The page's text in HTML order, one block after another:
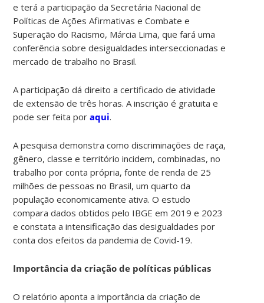
e terá a participação da Secretária Nacional de
Políticas de Ações Afirmativas e Combate e
Superação do Racismo, Márcia Lima, que fará uma
conferência sobre desigualdades interseccionadas e
mercado de trabalho no Brasil.
A participação dá direito a certificado de atividade
de extensão de três horas. A inscrição é gratuita e
pode ser feita poraqui.
A pesquisa demonstra como discriminações de raça,
gênero, classe e território incidem, combinadas, no
trabalho por conta própria, fonte de renda de 25
milhões de pessoas no Brasil, um quarto da
população economicamente ativa. O estudo
compara dados obtidos pelo IBGE em 2019 e 2023
e constata a intensificação das desigualdades por
conta dos efeitos da pandemia de Covid-19.
Importância da criação de políticas públicas
O relatório aponta a importância da criação de